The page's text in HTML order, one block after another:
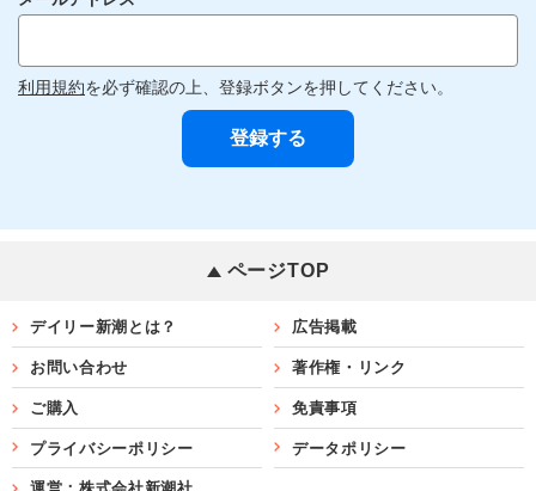
利用規約を必ず確認の上、登録ボタンを押してください。
ページTOP
デイリー新潮とは？ 広告掲載
お問い合わせ 著作権・リンク
ご購入 免責事項
プライバシーポリシー データポリシー